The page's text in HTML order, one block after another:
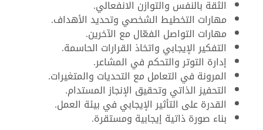
الثقة بالنفس والتوازن الانفعالي.
مهارات التخطيط الشخصي وتحديد الأهداف.
مهارات التواصل الفعّال مع الآخرين.
التفكير الإيجابي واتخاذ القرارات الحاسمة.
إدارة التوتر والتحكم في المشاعر.
المرونة في التعامل مع التحديات والمتغيرات.
التحفيز الذاتي وتحقيق الإنجاز المستدام.
القدرة على التأثير الإيجابي في بيئة العمل.
بناء صورة ذاتية إيجابية ومستقرة.